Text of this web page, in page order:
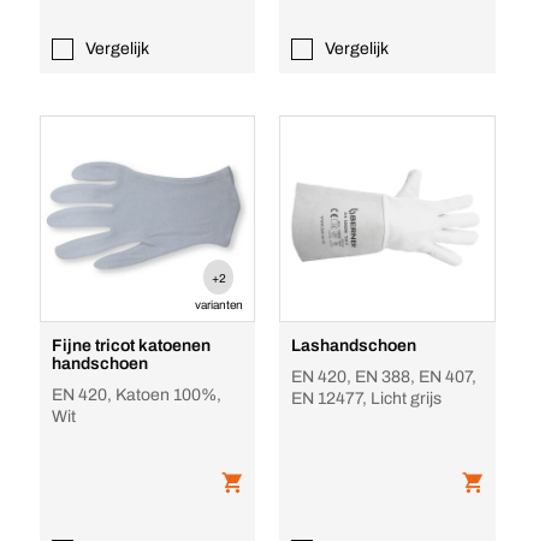
Vergelijk Vergelijk
+2
varianten
Fijne tricot katoenen
handschoen
EN 420, Katoen 100%,
Wit
Lashandschoen
EN 420, EN 388, EN 407,
EN 12477, Licht grijs